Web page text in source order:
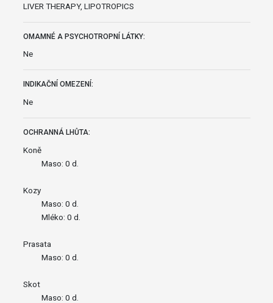
LIVER THERAPY, LIPOTROPICS
OMAMNÉ A PSYCHOTROPNÍ LÁTKY:
Ne
INDIKAČNÍ OMEZENÍ:
Ne
OCHRANNÁ LHŮTA:
Koně
Maso: 0 d.
Kozy
Maso: 0 d.
Mléko: 0 d.
Prasata
Maso: 0 d.
Skot
Maso: 0 d.